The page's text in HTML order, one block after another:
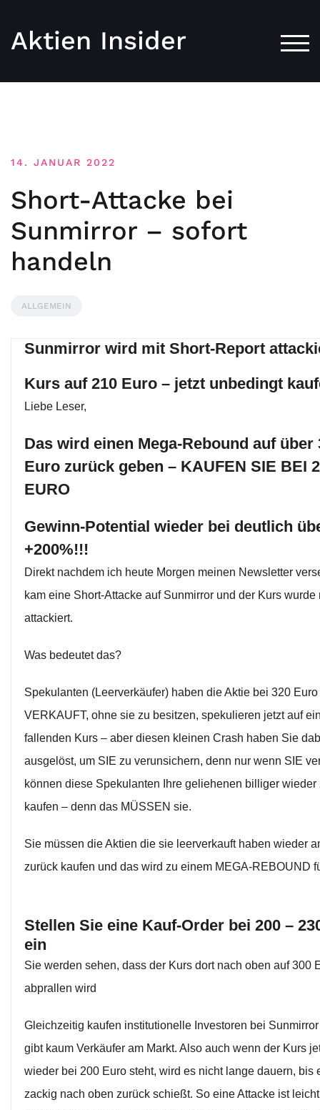
Aktien Insider
14. JANUAR 2022
Short-Attacke bei
Sunmirror – sofort
handeln
ALLGEMEIN
Sunmirror wird mit Short-Report
Kurs auf 210 Euro – jetzt unbedingt
Liebe Leser,
Das wird einen Mega-Rebound auf über
Euro zurück geben – KAUFEN SIE BEI
EURO
Gewinn-Potential wieder bei deutlich
+200%!!!
Direkt nachdem ich heute Morgen meinen Newsletter
kam eine Short-Attacke auf Sunmirror und der Kurs wurde
attackiert.
Was bedeutet das?
Spekulanten (Leerverkäufer) haben die Aktie bei 320 Euro
VERKAUFT, ohne sie zu besitzen, spekulieren jetzt auf
fallenden Kurs – aber diesen kleinen Crash haben Sie
ausgelöst, um SIE zu verunsichern, denn nur wenn SIE
können diese Spekulanten Ihre geliehenen billiger wieder
kaufen – denn das MÜSSEN sie.
Sie müssen die Aktien die sie leerverkauft haben wieder
zurück kaufen und das wird zu einem MEGA-REBOUND
Stellen Sie eine Kauf-Order bei 200 –
ein
Sie werden sehen, dass der Kurs dort nach oben auf 300
abprallen wird
Gleichzeitig kaufen institutionelle Investoren bei
gibt kaum Verkäufer am Markt. Also auch wenn der Kurs
wieder bei 200 Euro steht, wird es nicht lange dauern, bis
zackig nach oben zurück schießt. So eine Attacke ist leicht